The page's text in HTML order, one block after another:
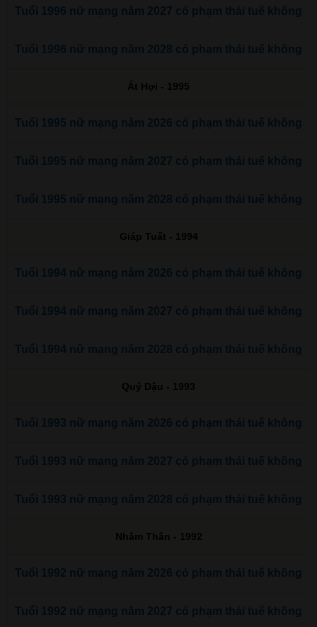
Tuổi 1996 nữ mạng năm 2027 có phạm thái tuế không
Tuổi 1996 nữ mạng năm 2028 có phạm thái tuế không
Ất Hợi - 1995
Tuổi 1995 nữ mạng năm 2026 có phạm thái tuế không
Tuổi 1995 nữ mạng năm 2027 có phạm thái tuế không
Tuổi 1995 nữ mạng năm 2028 có phạm thái tuế không
Giáp Tuất - 1994
Tuổi 1994 nữ mạng năm 2026 có phạm thái tuế không
Tuổi 1994 nữ mạng năm 2027 có phạm thái tuế không
Tuổi 1994 nữ mạng năm 2028 có phạm thái tuế không
Quý Dậu - 1993
Tuổi 1993 nữ mạng năm 2026 có phạm thái tuế không
Tuổi 1993 nữ mạng năm 2027 có phạm thái tuế không
Tuổi 1993 nữ mạng năm 2028 có phạm thái tuế không
Nhâm Thân - 1992
Tuổi 1992 nữ mạng năm 2026 có phạm thái tuế không
Tuổi 1992 nữ mạng năm 2027 có phạm thái tuế không